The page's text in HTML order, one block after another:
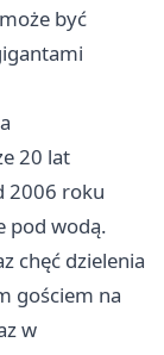
być
20 lat
2006 roku
pod wodą.
chęć dzielenia
gościem na
w